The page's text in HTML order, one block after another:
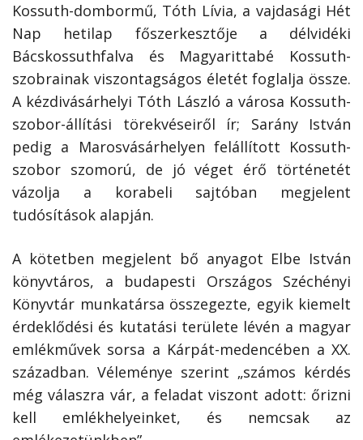
Kossuth-dombormű, Tóth Lívia, a vajdasági Hét
Nap hetilap főszerkesztője a délvidéki
Bácskossuthfalva és Magyarittabé Kossuth-
szobrainak viszontagságos életét foglalja össze.
A kézdivásárhelyi Tóth László a városa Kossuth-
szobor-állítási törekvéseiről ír; Sarány István
pedig a Marosvásárhelyen felállított Kossuth-
szobor szomorú, de jó véget érő történetét
vázolja a korabeli sajtóban megjelent
tudósítások alapján.
A kötetben megjelent bő anyagot Elbe István
könyvtáros, a budapesti Országos Széchényi
Könyvtár munkatársa összegezte, egyik kiemelt
érdeklődési és kutatási területe lévén a magyar
emlékművek sorsa a Kárpát-medencében a XX.
században. Véleménye szerint „számos kérdés
még válaszra vár, a feladat viszont adott: őrizni
kell emlékhelyeinket, és nemcsak az